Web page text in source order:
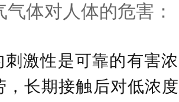
气体对人体的危害：
刺激性是可靠的有害
，长期接触后对低浓